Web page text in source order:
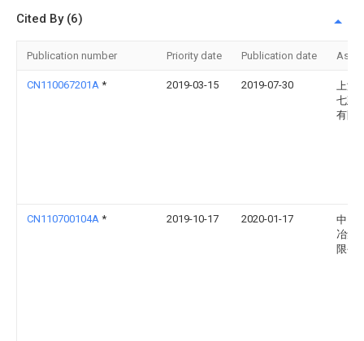
Cited By (6)
Publication number Priority date Publication date
CN110067201A * 2019-03-15 2019-07-30
上海
七建
有限
CN110700104A * 2019-10-17 2020-01-17
中国
冶集
限公